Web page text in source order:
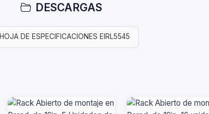
DESCARGAS
HOJA DE ESPECIFICACIONES EIRL5545